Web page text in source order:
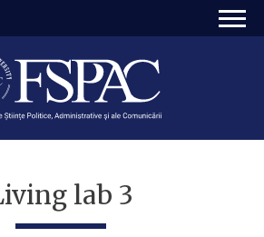
lab 3